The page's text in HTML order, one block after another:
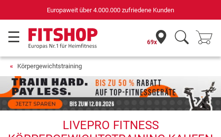
Europaweit über 4.000.000 zufriedene Kunden
69x
Körpergewichtstraining
LIVEPRO FITNESS